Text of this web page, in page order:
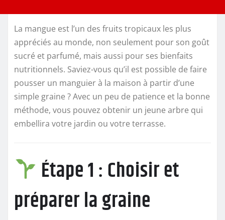
La mangue est l’un des fruits tropicaux les plus
appréciés au monde, non seulement pour son goût
sucré et parfumé, mais aussi pour ses bienfaits
nutritionnels. Saviez-vous qu’il est possible de faire
pousser un manguier à la maison à partir d’une
simple graine ? Avec un peu de patience et la bonne
méthode, vous pouvez obtenir un jeune arbre qui
embellira votre jardin ou votre terrasse.
Étape 1 : Choisir et
préparer la graine